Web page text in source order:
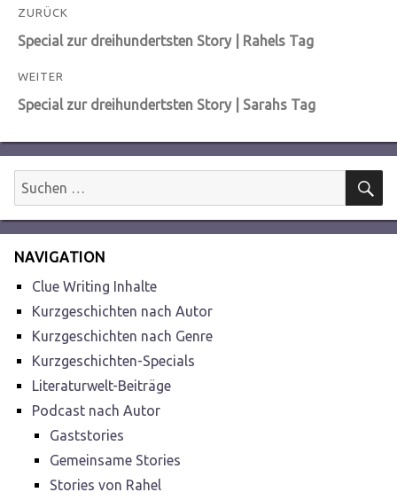
Beitragsnavigation
ZURÜCK
Vorheriger
Special zur dreihundertsten Story | Rahels Tag
WEITER
Nächster
Special zur dreihundertsten Story | Sarahs Tag
Suchen
nach:
NAVIGATION
Clue Writing Inhalte
Kurzgeschichten nach Autor
Kurzgeschichten nach Genre
Kurzgeschichten-Specials
Literaturwelt-Beiträge
Podcast nach Autor
Gaststories
Gemeinsame Stories
Stories von Rahel